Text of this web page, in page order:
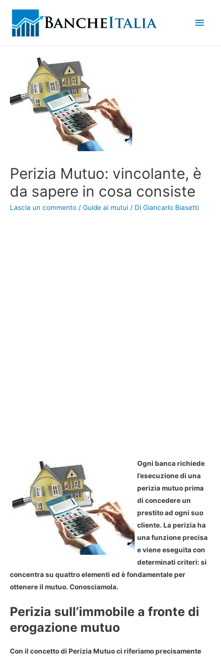
Perizia Mutuo: vincolante, è
da sapere in cosa consiste
Lascia un commento / Guide ai mutui / Di Giancarlo Biasetti
Ogni banca richiede
l’esecuzione di una
perizia mutuo prima
di concedere un
prestito ad ogni suo
cliente. La perizia ha
una funzione precisa
e viene eseguita con
determinati criteri: si
concentra su quattro elementi ed è fondamentale per
ottenere il mutuo. Conosciamola.
Perizia sull’immobile a fronte di
erogazione mutuo
Con il concetto di Perizia Mutuo ci riferiamo precisamente